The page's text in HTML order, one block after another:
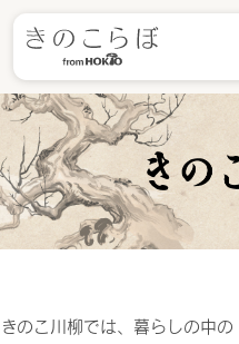
きのこ川柳では、暮らしの中